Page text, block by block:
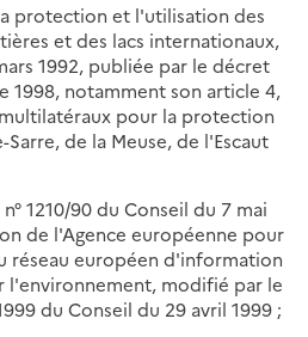
protection et l'utilisation des
et des lacs internationaux,
1992, publiée par le décret
1998, notamment son article 4,
pour la protection
de la Meuse, de l'Escaut
1210/90 du Conseil du 7 mai
de l'Agence européenne pour
réseau européen d'information
modifié par le
du Conseil du 29 avril 1999 ;